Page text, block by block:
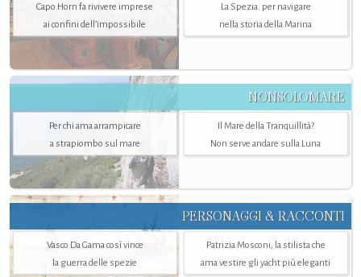
Capo Horn fa rivivere imprese
ai confini dell’impossibile
La Spezia. per navigare
nella storia della Marina
NONSOLOMARE
Per chi ama arrampicare
a strapiombo sul mare
Il Mare della Tranquillità?
Non serve andare sulla Luna
PERSONAGGI & RACCONTI
Vasco Da Gama così vince
la guerra delle spezie
Patrizia Mosconi, la stilista che
ama vestire gli yacht più eleganti